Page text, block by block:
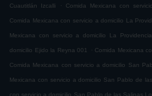
Cuautitlán Izcalli . Comida Mexicana con
Comida Mexicana con servicio a domicilio La
Mexicana con servicio a domicilio La Providencia
domicilio Ejido la Reyna 001 . Comida Mexicana
Comida Mexicana con servicio a domicilio San
Mexicana con servicio a domicilio San Pablo de
con servicio a domicilio San Pablo de las Salinas